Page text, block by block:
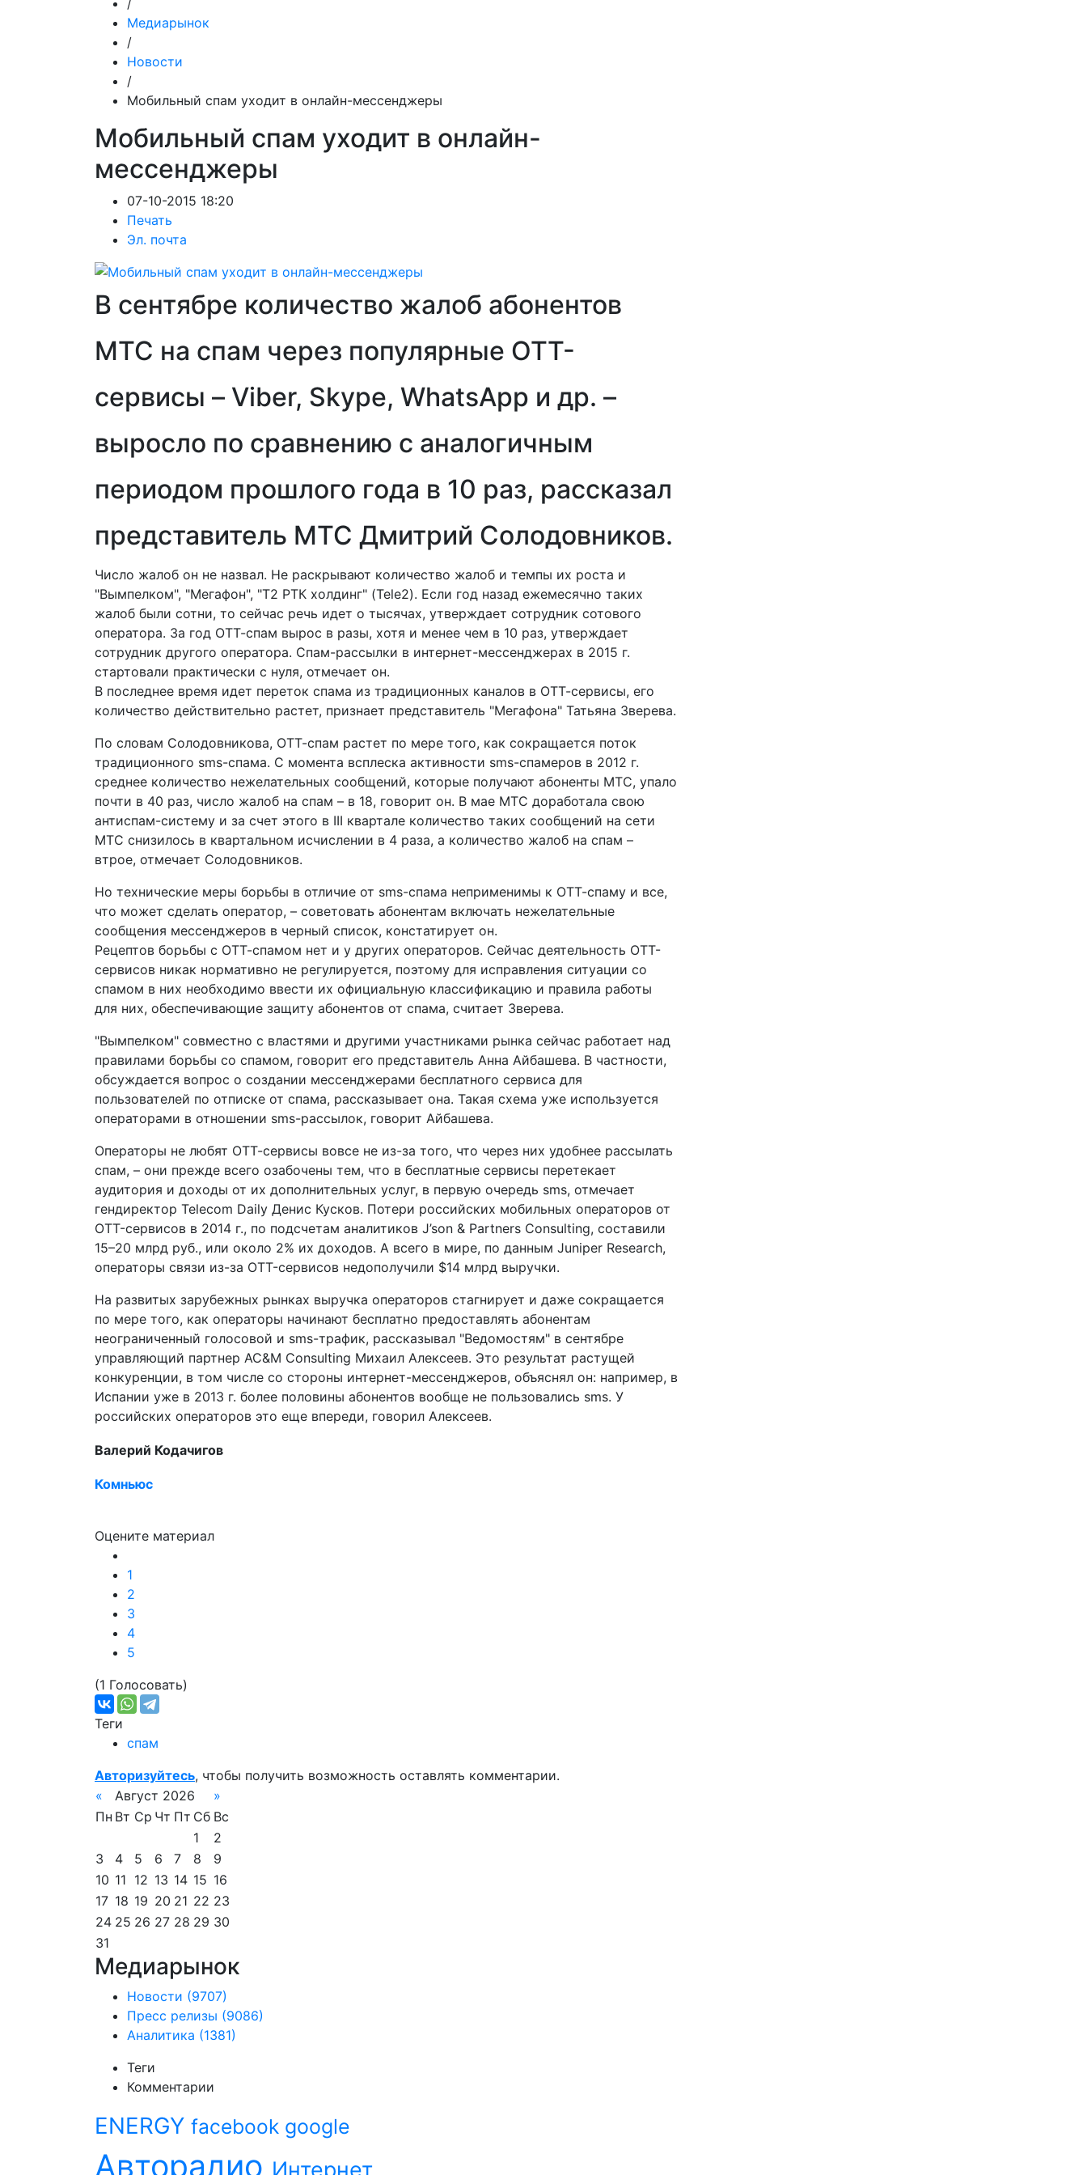
/
Медиарынок
/
Новости
/
Мобильный спам уходит в онлайн-мессенджеры
Мобильный спам уходит в онлайн-
мессенджеры
07-10-2015 18:20
Печать
Эл. почта
В сентябре количество жалоб абонентов
МТС на спам через популярные OTT-
сервисы – Viber, Skype, WhatsApp и др. –
выросло по сравнению с аналогичным
периодом прошлого года в 10 раз, рассказал
представитель МТС Дмитрий Солодовников.
Число жалоб он не назвал. Не раскрывают количество жалоб и темпы их роста и
"Вымпелком", "Мегафон", "Т2 РТК холдинг" (Tele2). Если год назад ежемесячно таких
жалоб были сотни, то сейчас речь идет о тысячах, утверждает сотрудник сотового
оператора. За год ОТТ-спам вырос в разы, хотя и менее чем в 10 раз, утверждает
сотрудник другого оператора. Спам-рассылки в интернет-мессенджерах в 2015 г.
стартовали практически с нуля, отмечает он.
В последнее время идет переток спама из традиционных каналов в ОТТ-сервисы, его
количество действительно растет, признает представитель "Мегафона" Татьяна Зверева.
По словам Солодовникова, ОТТ-спам растет по мере того, как сокращается поток
традиционного sms-спама. С момента всплеска активности sms-спамеров в 2012 г.
среднее количество нежелательных сообщений, которые получают абоненты МТС, упало
почти в 40 раз, число жалоб на спам – в 18, говорит он. В мае МТС доработала свою
антиспам-систему и за счет этого в III квартале количество таких сообщений на сети
МТС снизилось в квартальном исчислении в 4 раза, а количество жалоб на спам –
втрое, отмечает Солодовников.
Но технические меры борьбы в отличие от sms-спама неприменимы к ОТТ-спаму и все,
что может сделать оператор, – советовать абонентам включать нежелательные
сообщения мессенджеров в черный список, констатирует он.
Рецептов борьбы с ОТТ-спамом нет и у других операторов. Сейчас деятельность ОТТ-
сервисов никак нормативно не регулируется, поэтому для исправления ситуации со
спамом в них необходимо ввести их официальную классификацию и правила работы
для них, обеспечивающие защиту абонентов от спама, считает Зверева.
"Вымпелком" совместно с властями и другими участниками рынка сейчас работает над
правилами борьбы со спамом, говорит его представитель Анна Айбашева. В частности,
обсуждается вопрос о создании мессенджерами бесплатного сервиса для
пользователей по отписке от спама, рассказывает она. Такая схема уже используется
операторами в отношении sms-рассылок, говорит Айбашева.
Операторы не любят ОТТ-сервисы вовсе не из-за того, что через них удобнее рассылать
спам, – они прежде всего озабочены тем, что в бесплатные сервисы перетекает
аудитория и доходы от их дополнительных услуг, в первую очередь sms, отмечает
гендиректор Telecom Daily Денис Кусков. Потери российских мобильных операторов от
OTT-сервисов в 2014 г., по подсчетам аналитиков J’son & Partners Consulting, составили
15–20 млрд руб., или около 2% их доходов. А всего в мире, по данным Juniper Research,
операторы связи из-за OTT-сервисов недополучили $14 млрд выручки.
На развитых зарубежных рынках выручка операторов стагнирует и даже сокращается
по мере того, как операторы начинают бесплатно предоставлять абонентам
неограниченный голосовой и sms-трафик, рассказывал "Ведомостям" в сентябре
управляющий партнер AC&M Consulting Михаил Алексеев. Это результат растущей
конкуренции, в том числе со стороны интернет-мессенджеров, объяснял он: например, в
Испании уже в 2013 г. более половины абонентов вообще не пользовались sms. У
российских операторов это еще впереди, говорил Алексеев.
Валерий Кодачигов
Комньюс
Оцените материал
1
2
3
4
5
(1 Голосовать)
Теги
спам
Авторизуйтесь, чтобы получить возможность оставлять комментарии.
«
Август 2026
»
Пн Вт Ср Чт Пт Сб Вс
1
2
3
4 5 6 7 8
9
10 11 12 13 14 15 16
17 18 19 20 21 22 23
24 25 26 27 28 29 30
31
Медиарынок
Новости (9707)
Пресс релизы (9086)
Аналитика (1381)
Теги
Комментарии
ENERGY facebook google
Авторадио Интернет